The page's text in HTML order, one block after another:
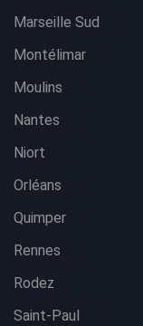
Marseille Sud
Montélimar
Moulins
Nantes
Niort
Orléans
Quimper
Rennes
Rodez
Saint-Paul